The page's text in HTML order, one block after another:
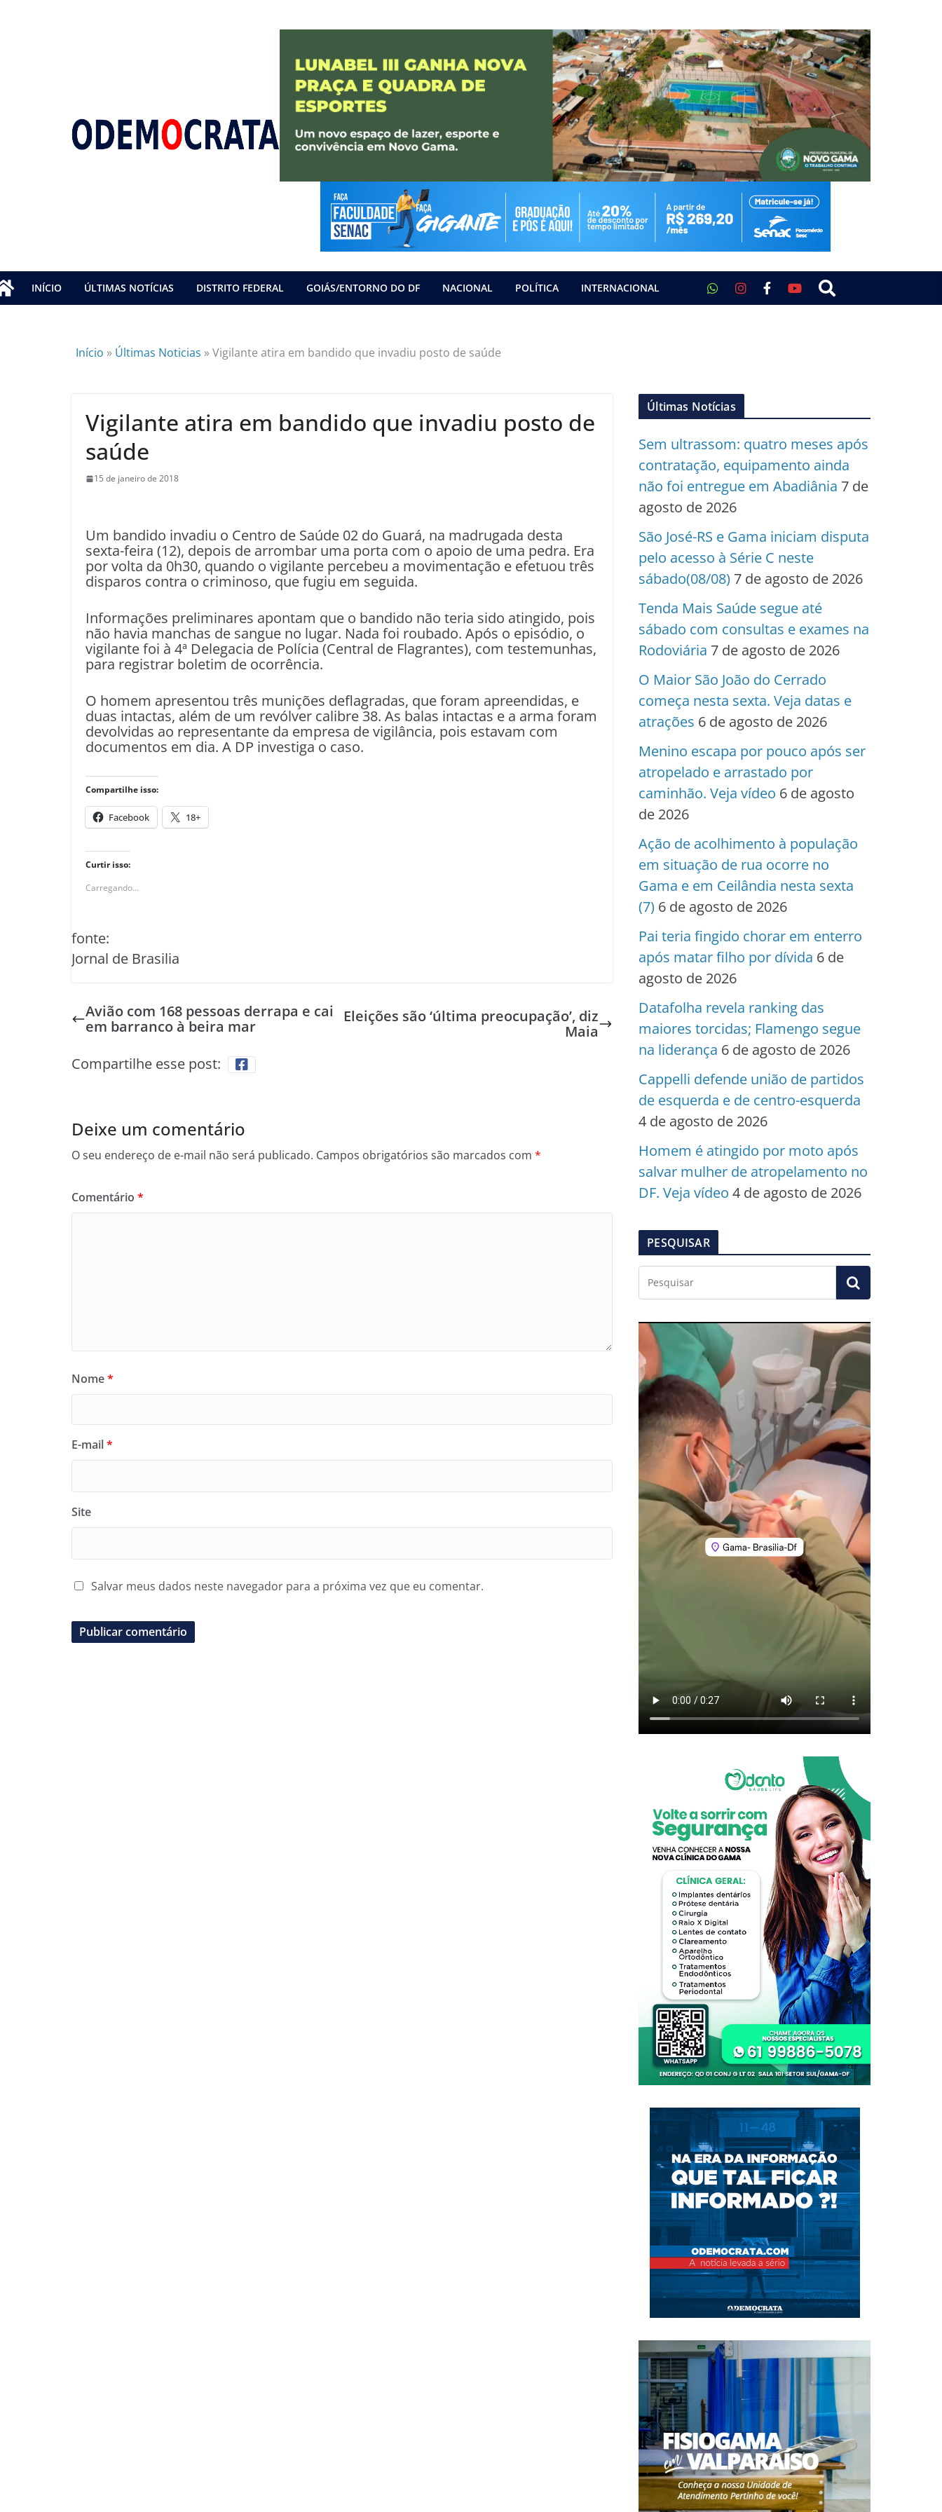
INÍCIO ÚLTIMAS NOTÍCIAS DISTRITO FEDERAL GOIÁS/ENTORNO DO DF NACIONAL POLÍTICA INTERNACIONAL
Início » Últimas Noticias »Vigilante atira em bandido que invadiu posto de saúde
Vigilante atira em bandido que invadiu posto de
saúde
15 de janeiro de 2018
Um bandido invadiu o Centro de Saúde 02 do Guará, na madrugada desta
sexta-feira (12), depois de arrombar uma porta com o apoio de uma pedra. Era
por volta da 0h30, quando o vigilante percebeu a movimentação e efetuou três
disparos contra o criminoso, que fugiu em seguida.
Informações preliminares apontam que o bandido não teria sido atingido, pois
não havia manchas de sangue no lugar. Nada foi roubado. Após o episódio, o
vigilante foi à 4ª Delegacia de Polícia (Central de Flagrantes), com testemunhas,
para registrar boletim de ocorrência.
O homem apresentou três munições deflagradas, que foram apreendidas, e
duas intactas, além de um revólver calibre 38. As balas intactas e a arma foram
devolvidas ao representante da empresa de vigilância, pois estavam com
documentos em dia. A DP investiga o caso.
Compartilhe isso:
Facebook 18+
Curtir isso:
Carregando...
fonte:
Jornal de Brasilia
Avião com 168 pessoas derrapa e cai
em barranco à beira mar
Eleições são ‘última preocupação’, diz
Maia
Compartilhe esse post:
Deixe um comentário
O seu endereço de e-mail não será publicado. Campos obrigatórios são marcados com *
Comentário *
Nome*
E-mail*
Site
Salvar meus dados neste navegador para a próxima vez que eu comentar.
Últimas Notícias
Sem ultrassom: quatro meses após
contratação, equipamento ainda
não foi entregue em Abadiânia 7 de
agosto de 2026
São José-RS e Gama iniciam disputa
pelo acesso à Série C neste
sábado(08/08) 7 de agosto de 2026
Tenda Mais Saúde segue até
sábado com consultas e exames na
Rodoviária 7 de agosto de 2026
O Maior São João do Cerrado
começa nesta sexta. Veja datas e
atrações 6 de agosto de 2026
Menino escapa por pouco após ser
atropelado e arrastado por
caminhão. Veja vídeo 6 de agosto
de 2026
Ação de acolhimento à população
em situação de rua ocorre no
Gama e em Ceilândia nesta sexta
(7) 6 de agosto de 2026
Pai teria fingido chorar em enterro
após matar filho por dívida 6 de
agosto de 2026
Datafolha revela ranking das
maiores torcidas; Flamengo segue
na liderança 6 de agosto de 2026
Cappelli defende união de partidos
de esquerda e de centro-esquerda
4 de agosto de 2026
Homem é atingido por moto após
salvar mulher de atropelamento no
DF. Veja vídeo 4 de agosto de 2026
PESQUISAR